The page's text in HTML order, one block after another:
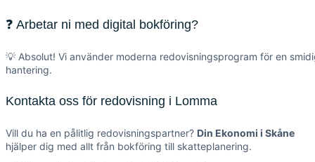
❓ Arbetar ni med digital bokföring?
💡 Absolut! Vi använder moderna redovisningsprogram för en
hantering.
Kontakta oss för redovisning i Lomma
Vill du ha en pålitlig redovisningspartner? Din Ekonomi i Skåne
hjälper dig med allt från bokföring till skatteplanering.